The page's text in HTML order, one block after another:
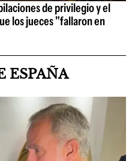
de privilegio y el
los jueces "fallaron en
ESPAÑA